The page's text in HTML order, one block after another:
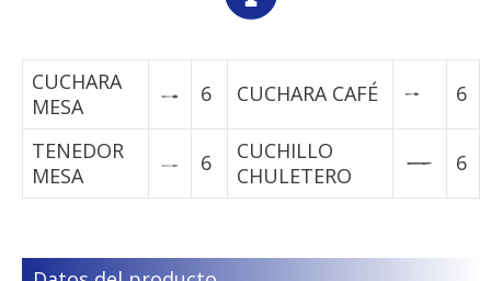
CUCHARA
MESA
6 CUCHARA CAFÉ 6
TENEDOR
MESA
6
CUCHILLO
CHULETERO
6